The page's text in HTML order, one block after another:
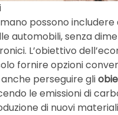
possono includere
automobili, senza
L’obiettivo
fornire opzioni
perseguire gli
le emissioni di
di nuovi